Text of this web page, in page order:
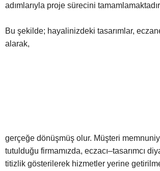
adımlarıyla proje sürecini
Bu şekilde; hayalinizdeki tasarımlar,
alarak,
gerçeğe dönüşmüş olur. Müşteri
tutulduğu firmamızda, eczacı–tasarımcı
titizlik gösterilerek hizmetler yerine